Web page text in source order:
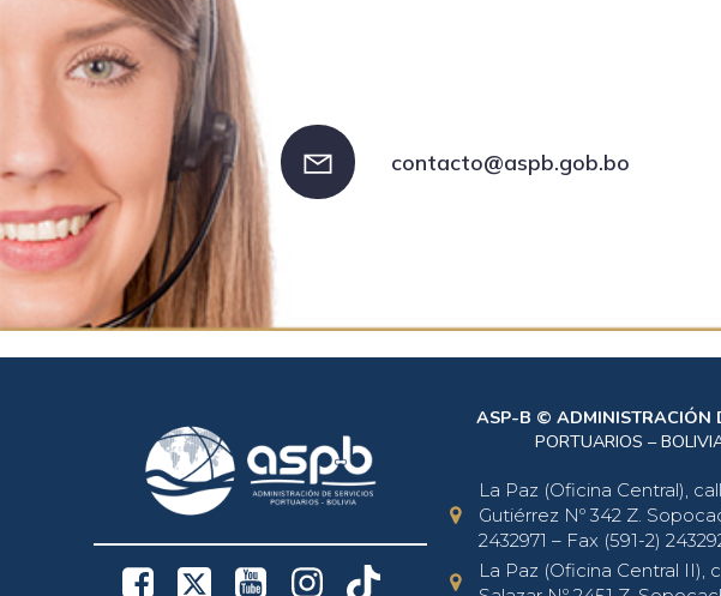
contacto@aspb.gob.bo
ASP-B © ADMINISTRACIÓN
PORTUARIOS –
La Paz (Oficina Central),
Gutiérrez Nº 342 Z.
2432971 – Fax (591-2)
La Paz (Oficina Central II),